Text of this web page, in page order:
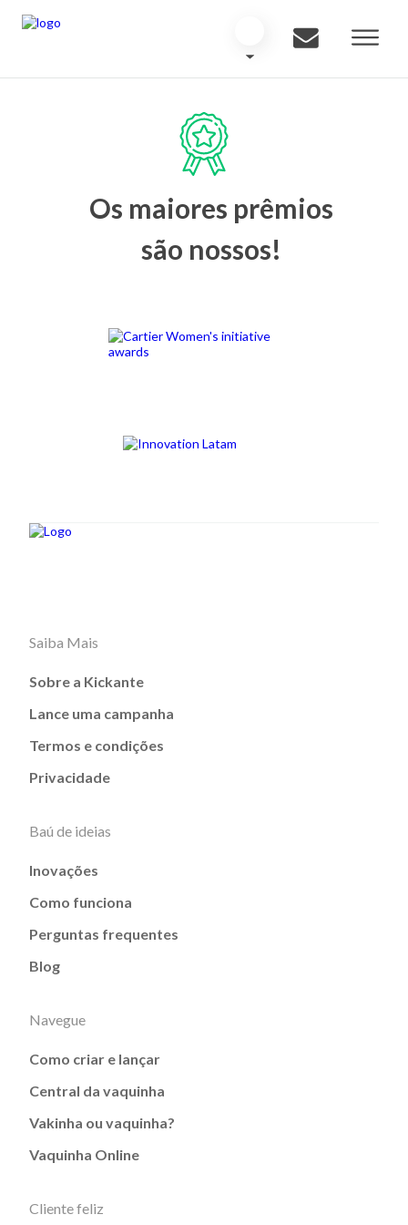
Os maiores prêmios
são nossos!
Saiba Mais
Sobre a Kickante
Lance uma campanha
Termos e condições
Privacidade
Baú de ideias
Inovações
Como funciona
Perguntas frequentes
Blog
Navegue
Como criar e lançar
Central da vaquinha
Vakinha ou vaquinha?
Vaquinha Online
Cliente feliz